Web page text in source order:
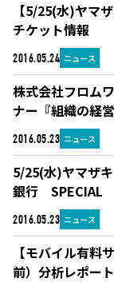
2016.05.24 ニュース
【5/25(水)ヤマ
チケット情報
2016.05.23 ニュース
株式会社フロム
ナー『組織の経
2016.05.23 ニュース
5/25(水)ヤマザ
銀行 SPECIAL
【モバイル有料
前）分析レポート